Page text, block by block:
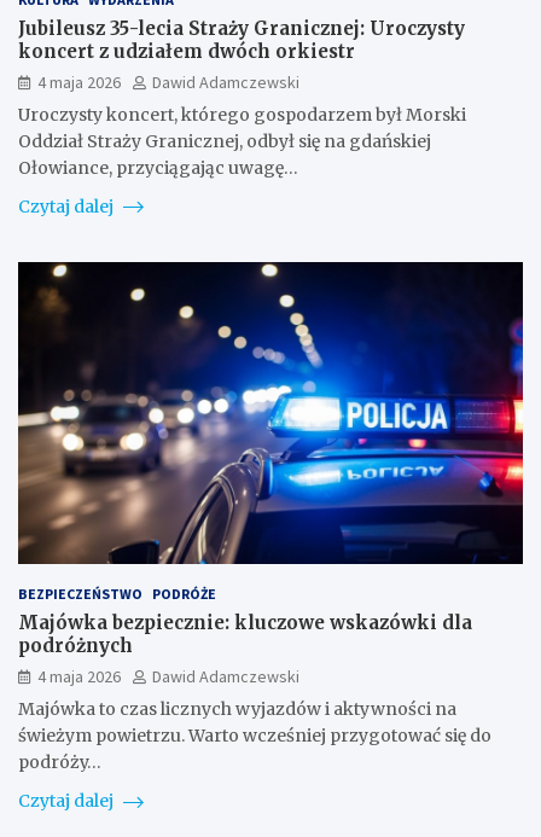
Jubileusz 35-lecia Straży Granicznej: Uroczysty
koncert z udziałem dwóch orkiestr
4 maja 2026
Dawid Adamczewski
Uroczysty koncert, którego gospodarzem był Morski
Oddział Straży Granicznej, odbył się na gdańskiej
Ołowiance, przyciągając uwagę…
Czytaj dalej
BEZPIECZEŃSTWO PODRÓŻE
Majówka bezpiecznie: kluczowe wskazówki dla
podróżnych
4 maja 2026
Dawid Adamczewski
Majówka to czas licznych wyjazdów i aktywności na
świeżym powietrzu. Warto wcześniej przygotować się do
podróży…
Czytaj dalej